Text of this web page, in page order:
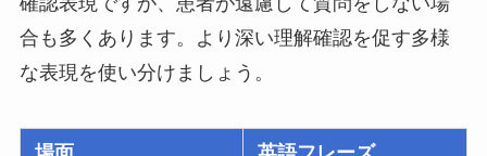
合も多くあります。より深い理解確認を促す多様
な表現を使い分けましょう。